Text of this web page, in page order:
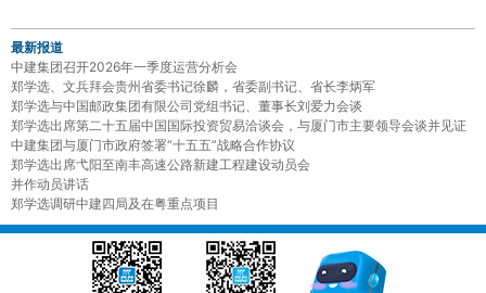
最新报道
中建集团召开2026年一季度运营分析会
郑学选、文兵拜会贵州省委书记徐麟，省委副书记、省长李炳军
郑学选与中国邮政集团有限公司党组书记、董事长刘爱力会谈
郑学选出席第二十五届中国国际投资贸易洽谈会，与厦门市主要领导会谈并见证
中建集团与厦门市政府签署“十五五”战略合作协议
郑学选出席弋阳至南丰高速公路新建工程建设动员会
并作动员讲话
郑学选调研中建四局及在粤重点项目